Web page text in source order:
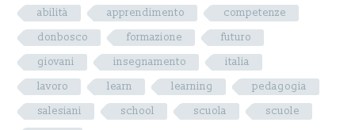
abilità apprendimento
competenze
donbosco
formazione
futuro
giovani
insegnamento
italia
lavoro
learn learning
pedagogia
salesiani
school scuola
scuole